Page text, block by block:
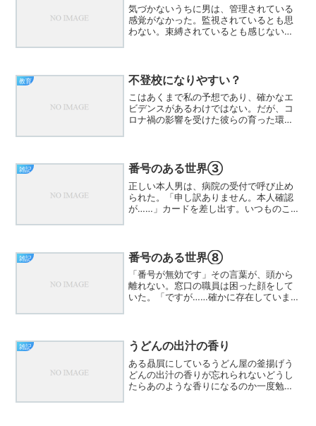
気づかないうちに男は、管理されている
感覚がなかった。監視されているとも思
わない。束縛されているとも感じない。
が実感だった。ある日、端末...
教育 不登校になりやすい？
こはあくまで私の予想であり、確かなエ
ビデンスがあるわけではない。だが、コ
ロナ禍の影響を受けた彼らの育った環境
コミュニケーションが大幅...
雑記 番号のある世界③
正しい本人男は、病院の受付で呼び止め
られた。「申し訳ありません。本人確認
が……」カードを差し出す。いつものこと
昨日も使いましたよ」受...
雑記 番号のある世界⑧
「番号が無効です」その言葉が、頭から
離れない。窓口の職員は困った顔をして
いた。「ですが……確かに存在していま
だった。いや、“私と同じ...
雑記 うどんの出汁の香り
ある贔屓にしているうどん屋の釜揚げう
どんの出汁の香りが忘れられないどうし
たらあのような香りになるのか一度勉強